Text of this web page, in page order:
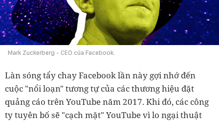
Mark Zuckerberg - CEO của Facebook.
Làn sóng tẩy chay Facebook lần này gợi nhớ đến
cuộc "nổi loạn" tương tự của các thương hiệu đặt
quảng cáo trên YouTube năm 2017. Khi đó, các công
ty tuyên bố sẽ "cạch mặt" YouTube vì lo ngại thuật